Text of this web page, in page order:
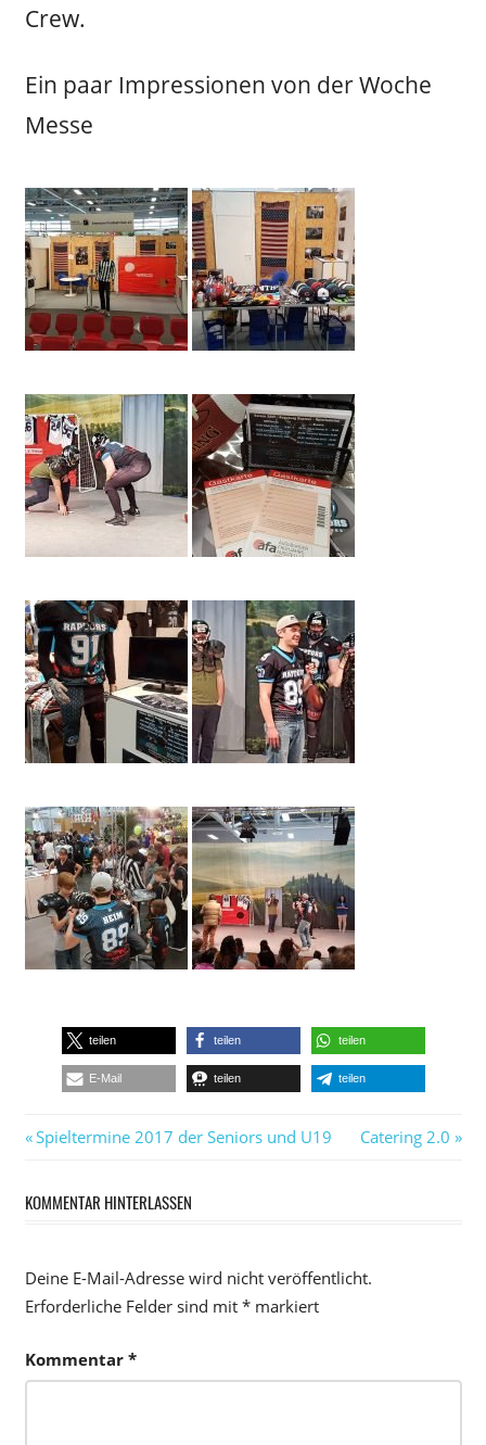
Crew.
Ein paar Impressionen von der Woche
Messe
teilen teilen teilen
E-Mail teilen teilen
Beitragsnavigation
Vorheriger
Spieltermine 2017 der Seniors und U19
Nächster
Catering 2.0
KOMMENTAR HINTERLASSEN
Deine E-Mail-Adresse wird nicht veröffentlicht.
Erforderliche Felder sind mit *markiert
Kommentar *